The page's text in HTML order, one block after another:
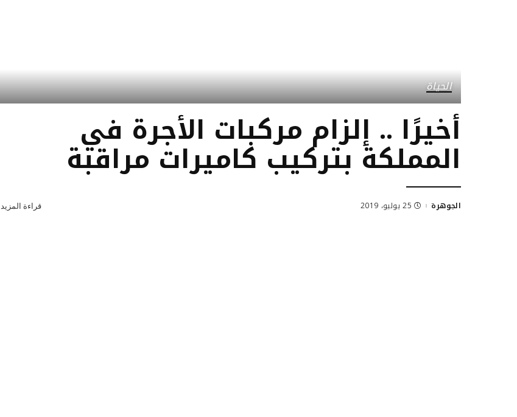
الحياة
أخيرًا .. إلزام مركبات الأجرة في
المملكة بتركيب كاميرات مراقبة
Posted
الجوهرة 25 يوليو، 2019 قراءة المزيد